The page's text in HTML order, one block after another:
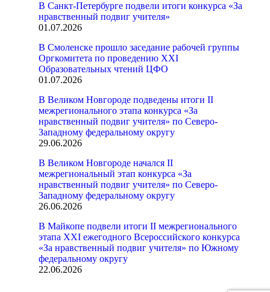
В Санкт-Петербурге подвели итоги конкурса «За
нравственный подвиг учителя»
01.07.2026
В Смоленске прошло заседание рабочей группы
Оргкомитета по проведению XXI
Образовательных чтений ЦФО
01.07.2026
В Великом Новгороде подведены итоги II
межрегионального этапа конкурса «За
нравственный подвиг учителя» по Северо-
Западному федеральному округу
29.06.2026
В Великом Новгороде начался II
межрегиональный этап конкурса «За
нравственный подвиг учителя» по Северо-
Западному федеральному округу
26.06.2026
В Майкопе подвели итоги II межрегионального
этапа XXI ежегодного Всероссийского конкурса
«За нравственный подвиг учителя» по Южному
федеральному округу
22.06.2026